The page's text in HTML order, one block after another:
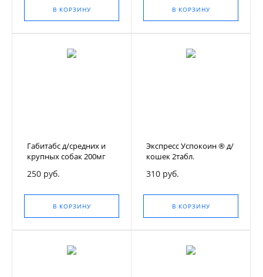
В КОРЗИНУ В КОРЗИНУ
Габитабс д/средних и
крупных собак 200мг
250 руб.
В КОРЗИНУ
Экспресс Успокоин ® д/
кошек 2табл.
310 руб.
В КОРЗИНУ